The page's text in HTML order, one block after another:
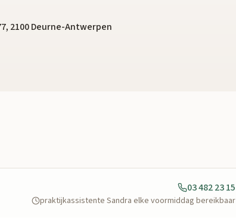
2100 Deurne-Antwerpen
03 482 23 15
praktijkassistente Sandra elke voormiddag bereikbaar